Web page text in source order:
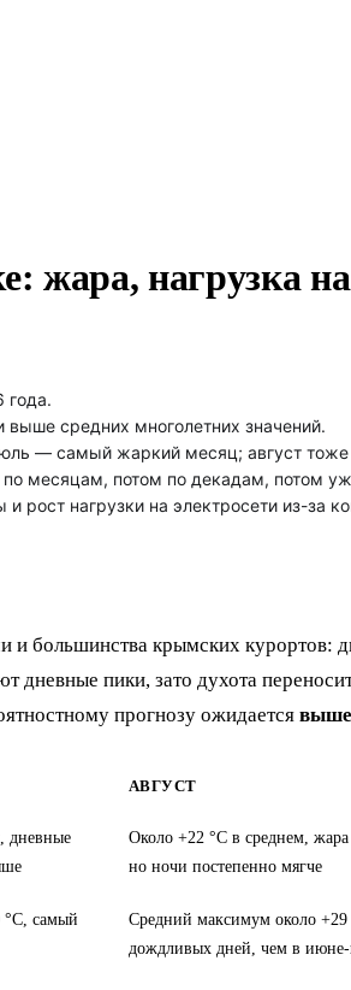
жара, нагрузка
года.
средних многолетних значений.
— самый жаркий месяц; август
по месяцам, потом по декадам, потом
нагрузки на электросети из-за
и большинства крымских
пики, зато духота
прогнозу ожидается
АВГУСТ
дневные
Около +22 °C в среднем, жара
но ночи постепенно мягче
самый
Средний максимум около
дождливых дней, чем в